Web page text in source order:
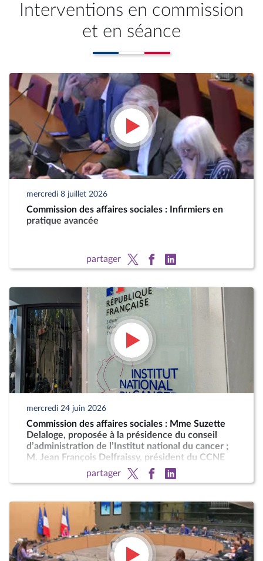
Interventions en commission
et en séance
mercredi 8 juillet 2026
Commission des affaires sociales : Infirmiers en
pratique avancée
partager
mercredi 24 juin 2026
Commission des affaires sociales : Mme Suzette
Delaloge, proposée à la présidence du conseil
d’administration de l’Institut national du cancer ;
M. Jean François Delfraissy, président du CCNE
partager